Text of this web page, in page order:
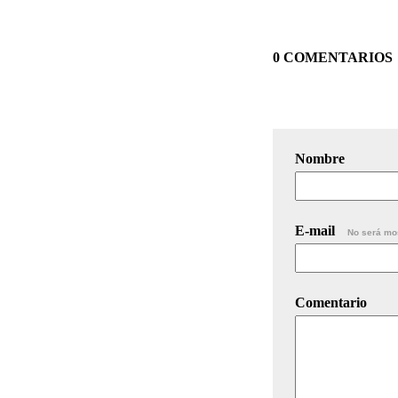
0 COMENTARIOS
Nombre
E-mail No será
Comentario